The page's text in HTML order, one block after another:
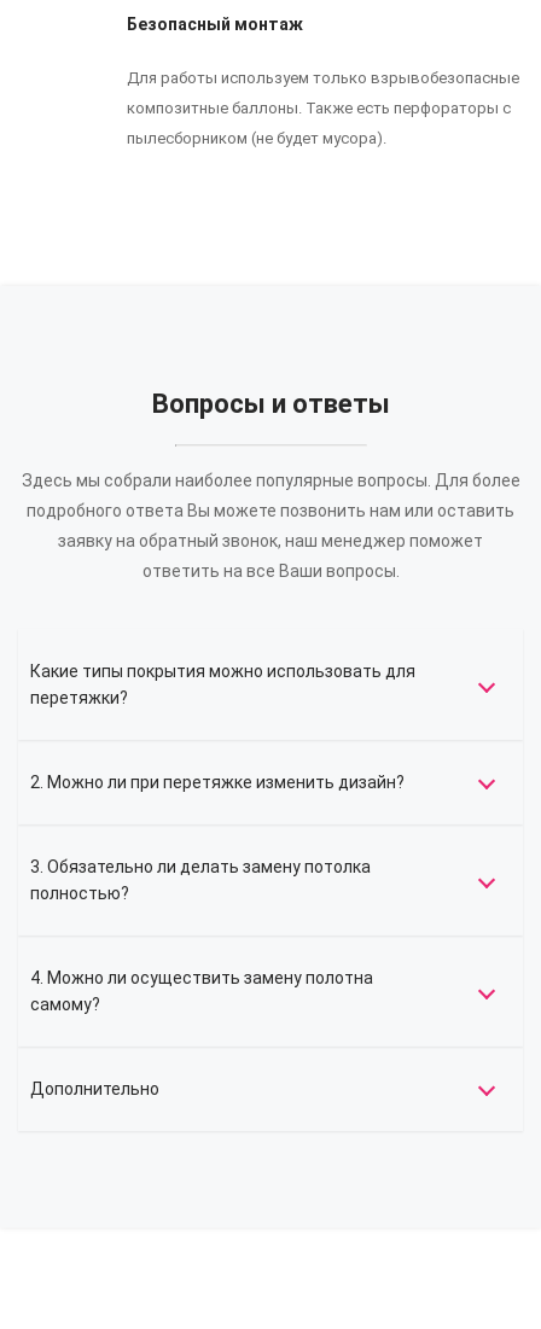
Безопасный монтаж
Для работы используем только взрывобезопасные
композитные баллоны. Также есть перфораторы с
пылесборником (не будет мусора).
Вопросы и ответы
Здесь мы собрали наиболее популярные вопросы. Для более
подробного ответа Вы можете позвонить нам или оставить
заявку на обратный звонок, наш менеджер поможет
ответить на все Ваши вопросы.
Какие типы покрытия можно использовать для
перетяжки?
2. Можно ли при перетяжке изменить дизайн?
3. Обязательно ли делать замену потолка
полностью?
4. Можно ли осуществить замену полотна
самому?
Дополнительно